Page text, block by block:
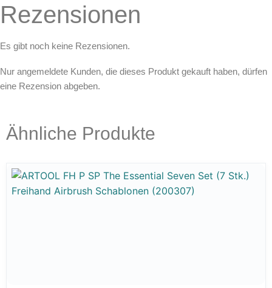
Rezensionen
Es gibt noch keine Rezensionen.
Nur angemeldete Kunden, die dieses Produkt gekauft haben, dürfen
eine Rezension abgeben.
Ähnliche Produkte